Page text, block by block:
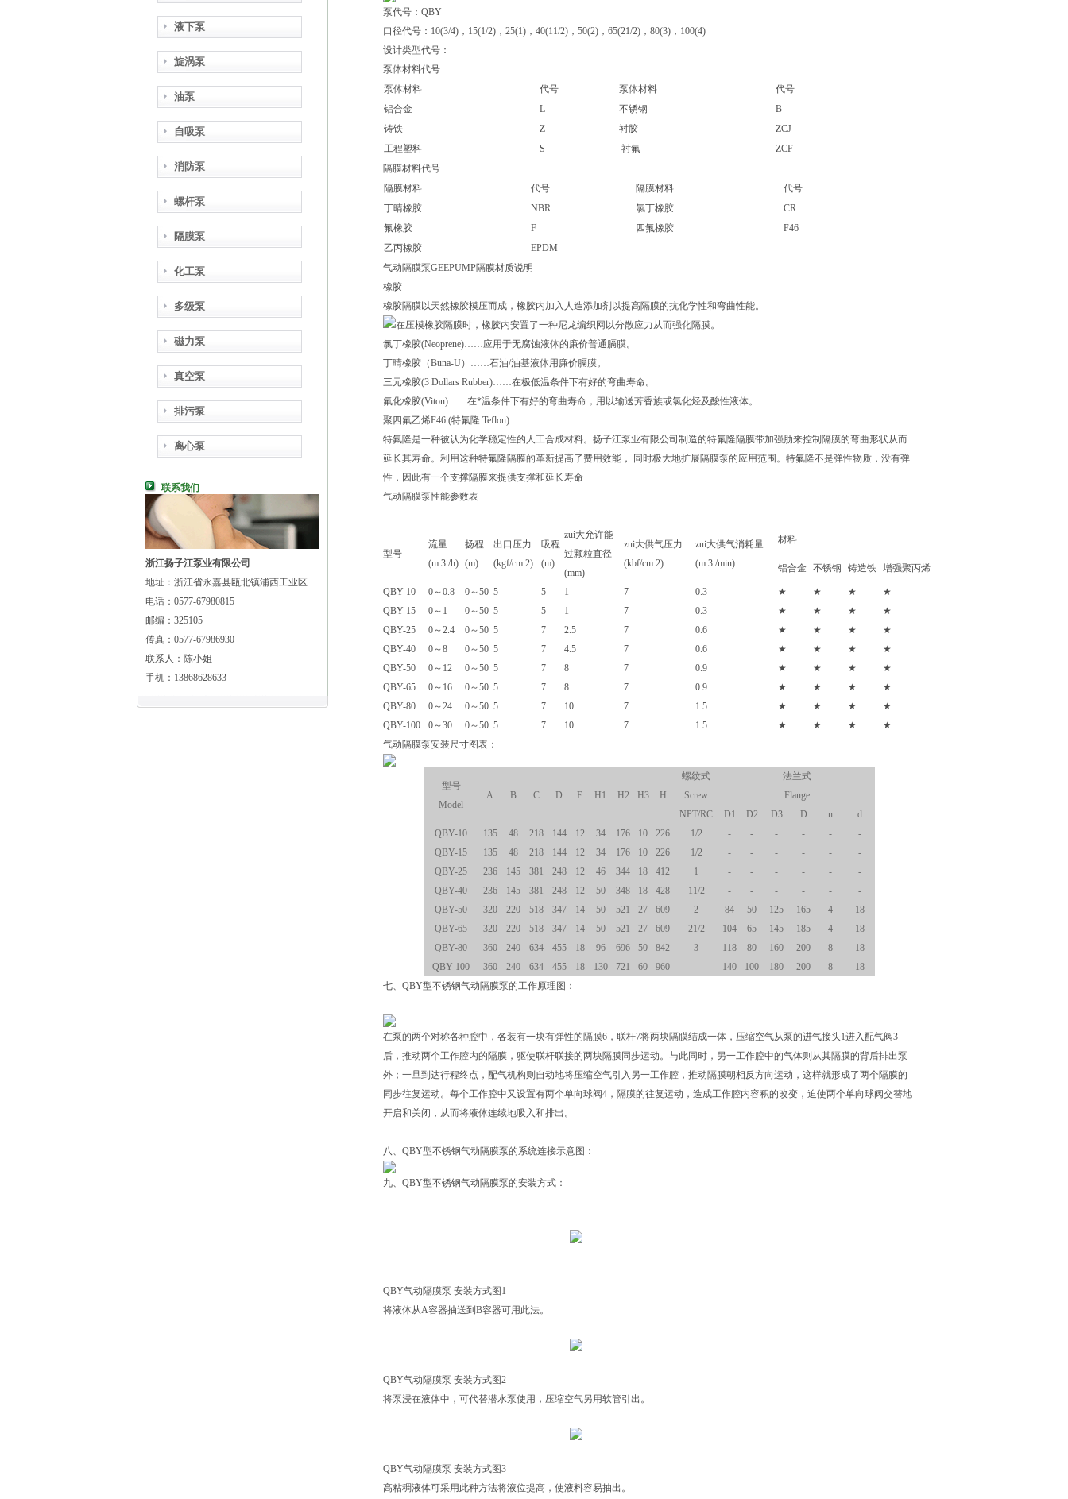
液下泵
旋涡泵
油泵
自吸泵
消防泵
螺杆泵
隔膜泵
化工泵
多级泵
磁力泵
真空泵
排污泵
离心泵
联系我们
浙江扬子江泵业有限公司
地址：浙江省永嘉县瓯北镇浦西工业区
电话：0577-67980815
邮编：325105
传真：0577-67986930
联系人：陈小姐
手机：13868628633
泵代号：QBY
口径代号：10(3/4)，15(1/2)，25(1)，40(11/2)，50(2)，65(21/2)，80(3)，100(4)
设计类型代号：
泵体材料代号
泵体材料
代号 泵体材料
代号
铝合金
L 不锈钢
B
铸铁
Z 衬胶
ZCJ
工程塑料
S 衬氟
ZCF
隔膜材料代号
隔膜材料
代号 隔膜材料
代号
丁晴橡胶
NBR 氯丁橡胶
CR
氟橡胶
F 四氟橡胶
F46
乙丙橡胶
EPDM
气动隔膜泵GEEPUMP隔膜材质说明
橡胶
橡胶隔膜以天然橡胶模压而成，橡胶内加入人造添加剂以提高隔膜的抗化学性和弯曲性能。
在压模橡胶隔膜时，橡胶内安置了一种尼龙编织网以分散应力从而强化隔膜。
氯丁橡胶(Neoprene)……应用于无腐蚀液体的廉价普通膈膜。
丁晴橡胶（Buna-U）……石油/油基液体用廉价膈膜。
三元橡胶(3 Dollars Rubber)……在极低温条件下有好的弯曲寿命。
氟化橡胶(Viton)……在*温条件下有好的弯曲寿命，用以输送芳香族或氯化烃及酸性液体。
聚四氟乙烯F46 (特氟隆 Teflon)
特氟隆是一种被认为化学稳定性的人工合成材料。扬子江泵业有限公司制造的特氟隆隔膜带加强肋来控制隔膜的弯曲形状从而
延长其寿命。利用这种特氟隆隔膜的革新提高了费用效能， 同时极大地扩展隔膜泵的应用范围。特氟隆不是弹性物质，没有弹
性，因此有一个支撑隔膜来提供支撑和延长寿命
气动隔膜泵性能参数表
型号
流量
(m 3 /h)
扬程
(m)
出口压力
(kgf/cm 2)
吸程
(m)
zui大允许能
过颗粒直径
(mm)
zui大供气压力
(kbf/cm 2)
zui大供气消耗量
(m 3 /min)
材料
铝合金 不锈钢 铸造铁 增强聚丙烯
QBY-10 0～0.8 0～50 5 5 1 7 0.3 ★ ★ ★
★
QBY-15
0～1 0～50 5 5 1 7 0.3 ★ ★ ★
★
QBY-25
0～2.4 0～50 5 7 2.5 7 0.6 ★ ★ ★
★
QBY-40
0～8 0～50 5 7 4.5 7 0.6 ★ ★ ★
★
QBY-50
0～12 0～50 5 7 8 7 0.9 ★ ★ ★
★
QBY-65
0～16 0～50 5 7 8 7 0.9 ★ ★ ★
★
QBY-80
0～24 0～50 5 7 10 7 1.5 ★ ★ ★
★
QBY-100
0～30 0～50 5 7 10 7 1.5 ★ ★ ★
★
气动隔膜泵安装尺寸图表：
型号
Model
A B C D E H1 H2 H3 H
螺纹式
Screw
法兰式
Flange
NPT/RC
D1 D2 D3 D n
d
QBY-10
135 48 218 144 12 34 176 10 226 1/2 - - - - -
-
QBY-15 135 48 218 144 12 34 176 10 226 1/2 - - - - -
-
QBY-25 236 145 381 248 12 46 344 18 412 1 - - - - -
-
QBY-40 236 145 381 248 12 50 348 18 428 11/2 - - - - -
-
QBY-50 320 220 518 347 14 50 521 27 609 2 84 50 125 165 4
18
QBY-65 320 220 518 347 14 50 521 27 609 21/2 104 65 145 185 4
18
QBY-80 360 240 634 455 18 96 696 50 842 3 118 80 160 200 8
18
QBY-100 360 240 634 455 18 130 721 60 960 - 140 100 180 200 8
18
七、 QBY型不锈钢气动隔膜泵的工作原理图：
在泵的两个对称各种腔中，各装有一块有弹性的隔膜6，联杆7将两块隔膜结成一体，压缩空气从泵的进气接头1进入配气阀3
后，推动两个工作腔内的隔膜，驱使联杆联接的两块隔膜同步运动。与此同时，另一工作腔中的气体则从其隔膜的背后排出泵
外；一旦到达行程终点，配气机构则自动地将压缩空气引入另一工作腔，推动隔膜朝相反方向运动，这样就形成了两个隔膜的
同步往复运动。每个工作腔中又设置有两个单向球阀4，隔膜的往复运动，造成工作腔内容积的改变，迫使两个单向球阀交替地
开启和关闭，从而将液体连续地吸入和排出。
八、 QBY型不锈钢气动隔膜泵的系统连接示意图 ：
九、 QBY型不锈钢气动隔膜泵的安装方式 ：
QBY气动隔膜泵 安装方式图1
将液体从A容器抽送到B容器可用此法。
QBY气动隔膜泵 安装方式图2
将泵浸在液体中，可代替潜水泵使用，压缩空气另用软管引出。
QBY气动隔膜泵 安装方式图3
高粘稠液体可采用此种方法将液位提高，使液料容易抽出。